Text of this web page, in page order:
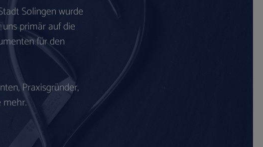
Solingen wurde
primär auf die
für den
Praxisgründer,